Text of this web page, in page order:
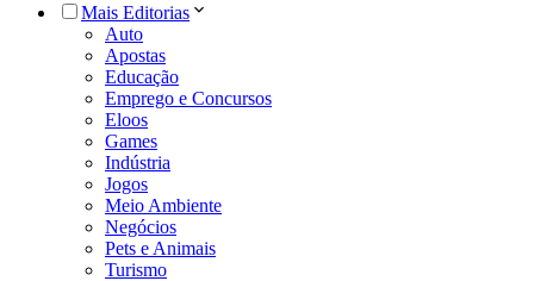
Mais Editorias
Auto
Apostas
Educação
Emprego e Concursos
Eloos
Games
Indústria
Jogos
Meio Ambiente
Negócios
Pets e Animais
Turismo